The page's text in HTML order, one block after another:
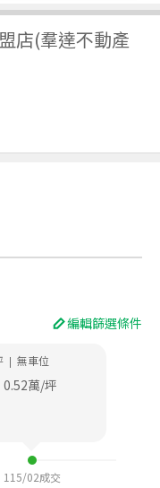
店(羣達不動產
編輯篩選條件
| 無車位
0.52萬/坪
115/02成交